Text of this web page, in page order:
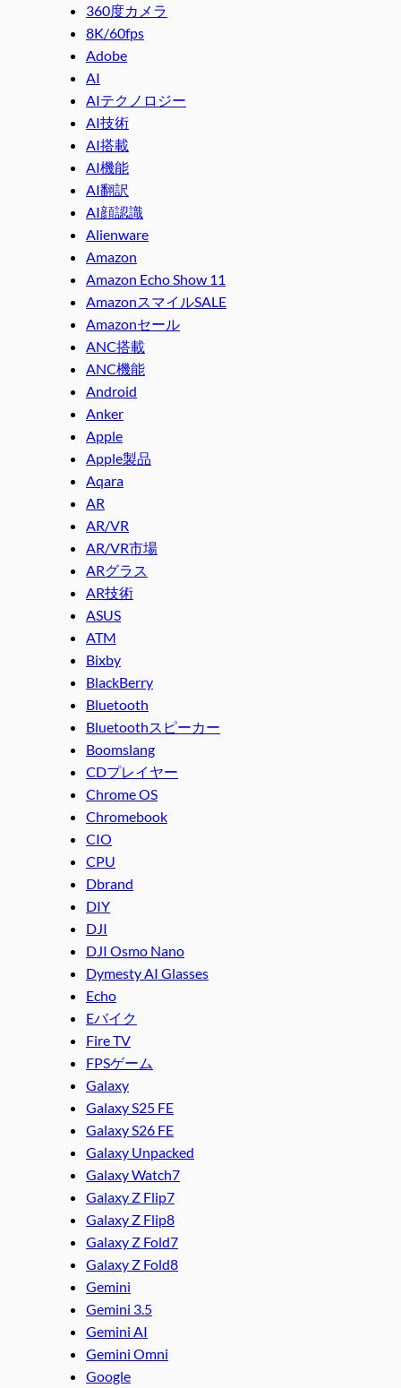
360度カメラ
8K/60fps
Adobe
AI
AIテクノロジー
AI技術
AI搭載
AI機能
AI翻訳
AI顔認識
Alienware
Amazon
Amazon Echo Show 11
AmazonスマイルSALE
Amazonセール
ANC搭載
ANC機能
Android
Anker
Apple
Apple製品
Aqara
AR
AR/VR
AR/VR市場
ARグラス
AR技術
ASUS
ATM
Bixby
BlackBerry
Bluetooth
Bluetoothスピーカー
Boomslang
CDプレイヤー
Chrome OS
Chromebook
CIO
CPU
Dbrand
DIY
DJI
DJI Osmo Nano
Dymesty AI Glasses
Echo
Eバイク
Fire TV
FPSゲーム
Galaxy
Galaxy S25 FE
Galaxy S26 FE
Galaxy Unpacked
Galaxy Watch7
Galaxy Z Flip7
Galaxy Z Flip8
Galaxy Z Fold7
Galaxy Z Fold8
Gemini
Gemini 3.5
Gemini AI
Gemini Omni
Google